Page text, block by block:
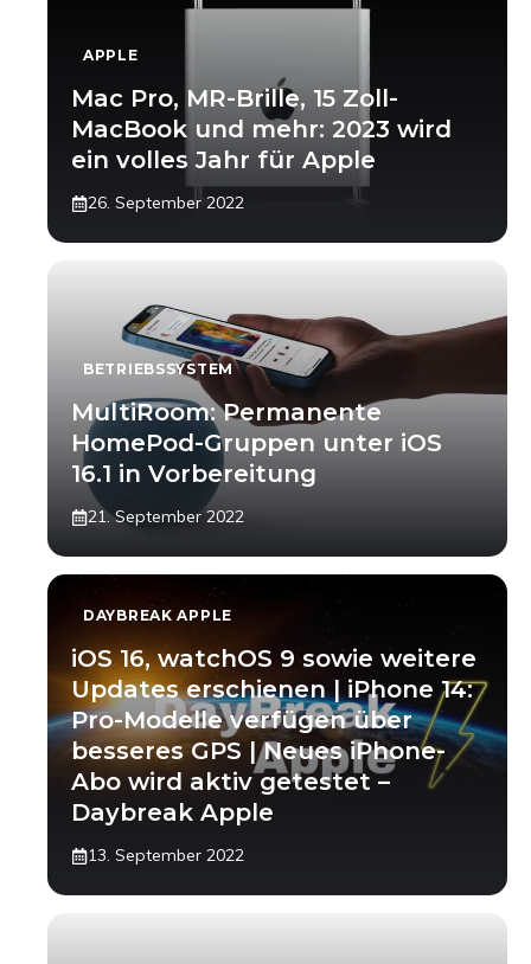
APPLE
Mac Pro, MR-Brille, 15 Zoll-
MacBook und mehr: 2023 wird
ein volles Jahr für Apple
26. September 2022
BETRIEBSSYSTEM
MultiRoom: Permanente
HomePod-Gruppen unter iOS
16.1 in Vorbereitung
21. September 2022
DAYBREAK APPLE
iOS 16, watchOS 9 sowie weitere
Updates erschienen | iPhone 14:
Pro-Modelle verfügen über
besseres GPS | Neues iPhone-
Abo wird aktiv getestet –
Daybreak Apple
13. September 2022